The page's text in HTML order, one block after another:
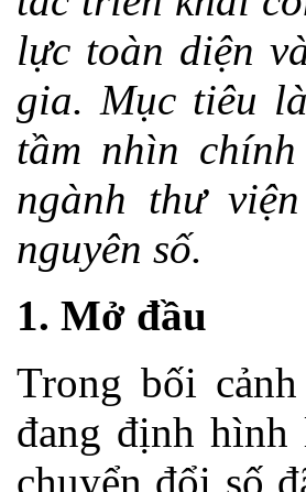
lực toàn diện
gia. Mục tiêu
tầm nhìn
ngành thư
nguyên số.
1. Mở đầu
Trong bối
đang định
chuyển đổi số